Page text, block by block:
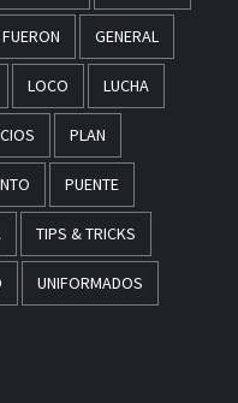
FUERON GENERAL
LOCO LUCHA
PLAN
PUENTE
TIPS & TRICKS
UNIFORMADOS